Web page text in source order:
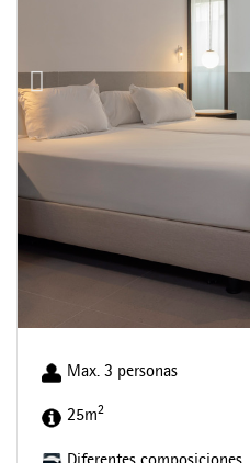
Max. 3 personas
25m2